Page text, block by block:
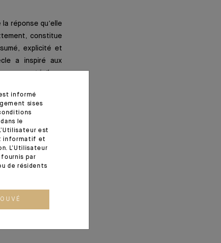
la réponse qu’elle
constitue
explicité et
a inspiré aux
moins sur le plan
informé
sises
le
est
informatif et
L’Utilisateur
par
de résidents